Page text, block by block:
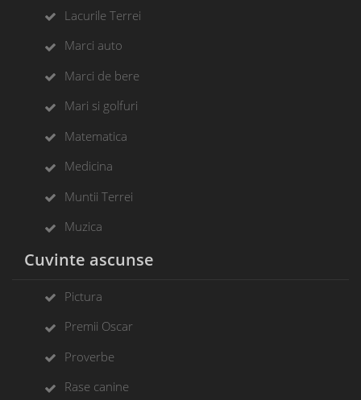
Lacurile Terrei
Marci auto
Marci de bere
Mari si golfuri
Matematica
Medicina
Muntii Terrei
Muzica
Cuvinte ascunse
Pictura
Premii Oscar
Proverbe
Rase canine